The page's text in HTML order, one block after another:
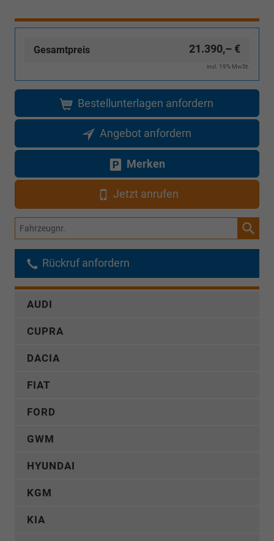
Inselanlieferungen)
Gesamtpreis 21.390,– €
incl. 19% MwSt.
Bestellunterlagen anfordern
Angebot anfordern
Merken
Jetzt anrufen
Fahrzeugnr.
Rückruf anfordern
AUDI
CUPRA
DACIA
FIAT
FORD
GWM
HYUNDAI
KGM
KIA